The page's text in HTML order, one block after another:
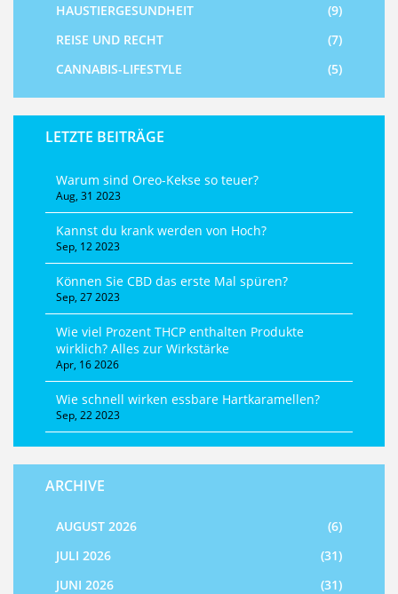
HAUSTIERGESUNDHEIT
(9)
REISE UND RECHT
(7)
CANNABIS-LIFESTYLE
(5)
LETZTE BEITRÄGE
Warum sind Oreo-Kekse so teuer?
Aug, 31 2023
Kannst du krank werden von Hoch?
Sep, 12 2023
Können Sie CBD das erste Mal spüren?
Sep, 27 2023
Wie viel Prozent THCP enthalten Produkte
wirklich? Alles zur Wirkstärke
Apr, 16 2026
Wie schnell wirken essbare Hartkaramellen?
Sep, 22 2023
ARCHIVE
AUGUST 2026
(6)
JULI 2026
(31)
JUNI 2026
(31)